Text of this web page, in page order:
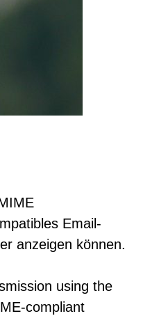
Email-
anzeigen können.
using the
compliant